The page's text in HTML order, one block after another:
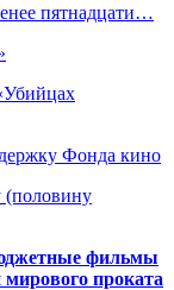
пятнадцати…
Фонда кино
(половину
фильмы
мирового проката